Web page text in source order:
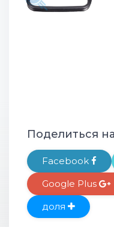
Поделиться
Facebook
Google Plus
доля